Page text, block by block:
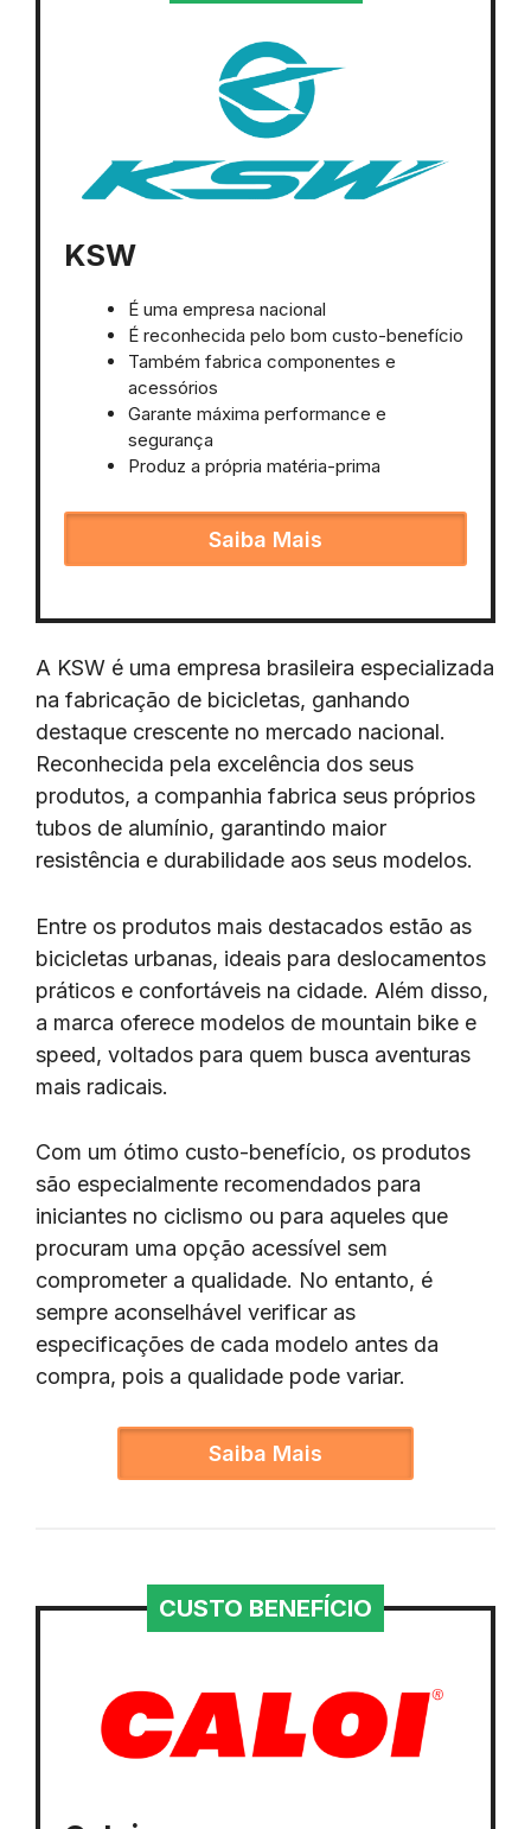
KSW
É uma empresa nacional
É reconhecida pelo bom custo-benefício
Também fabrica componentes e
acessórios
Garante máxima performance e
segurança
Produz a própria matéria-prima
Saiba Mais
A KSW é uma empresa brasileira especializada
na fabricação de bicicletas, ganhando
destaque crescente no mercado nacional.
Reconhecida pela excelência dos seus
produtos, a companhia fabrica seus próprios
tubos de alumínio, garantindo maior
resistência e durabilidade aos seus modelos.
Entre os produtos mais destacados estão as
bicicletas urbanas, ideais para deslocamentos
práticos e confortáveis na cidade. Além disso,
a marca oferece modelos de mountain bike e
speed, voltados para quem busca aventuras
mais radicais.
Com um ótimo custo-benefício, os produtos
são especialmente recomendados para
iniciantes no ciclismo ou para aqueles que
procuram uma opção acessível sem
comprometer a qualidade. No entanto, é
sempre aconselhável verificar as
especificações de cada modelo antes da
compra, pois a qualidade pode variar.
Saiba Mais
CUSTO BENEFÍCIO